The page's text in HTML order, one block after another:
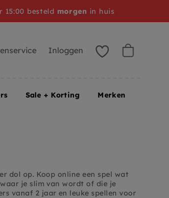
dol op. Koop online een spel wat
je slim van wordt of die je
vanaf 2 jaar en leuke spellen voor
15:00 besteld morgen in huis
Inloggen
Sale + Korting Merken